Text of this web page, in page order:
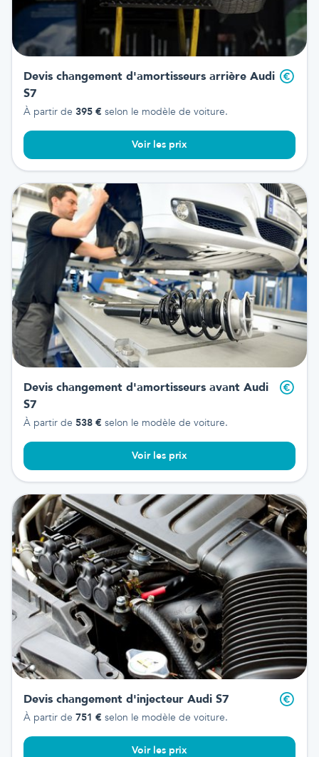
Devis changement d'amortisseurs arrière Audi
S7
À partir de 395 € selon le modèle de voiture.
Voir les prix
Devis changement d'amortisseurs avant Audi
S7
À partir de 538 € selon le modèle de voiture.
Voir les prix
Devis changement d'injecteur Audi S7
À partir de 751 € selon le modèle de voiture.
Voir les prix